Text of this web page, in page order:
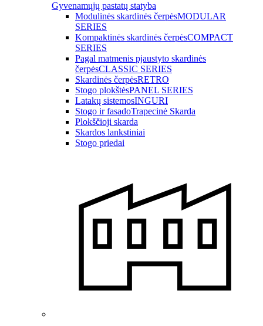
Gyvenamųjų pastatų statyba
Modulinės skardinės čerpėsMODULAR
SERIES
Kompaktinės skardinės čerpėsCOMPACT
SERIES
Pagal matmenis pjaustyto skardinės
čerpėsCLASSIC SERIES
Skardinės čerpėsRETRO
Stogo plokštėsPANEL SERIES
Latakų sistemosINGURI
Stogo ir fasadoTrapecinė Skarda
Plokščioji skarda
Skardos lankstiniai
Stogo priedai